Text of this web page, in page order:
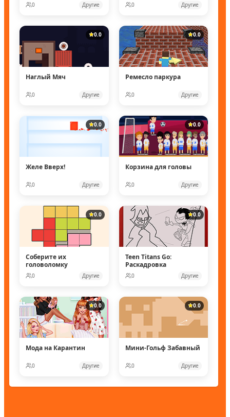
0 Другие 0 Другие
0.0
Наглый Мяч
0 Другие
0.0
Ремесло паркура
0 Другие
0.0
Желе Вверх!
0 Другие
0.0
Корзина для головы
0 Другие
0.0
Соберите их
головоломку
0 Другие
0.0
Teen Titans Go:
Раскадровка
0 Другие
0.0
Мода на Карантин
0 Другие
0.0
Мини-Гольф Забавный
0 Другие